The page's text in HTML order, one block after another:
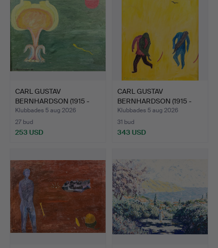
CARL GUSTAV
BERNHARDSON (1915 -
1998). OLJ…
Klubbades 5 aug 2026
27 bud
253 USD
CARL GUSTAV
BERNHARDSON (1915 -
1998). OLJ…
Klubbades 5 aug 2026
31 bud
343 USD